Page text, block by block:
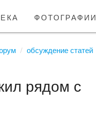
фотографии
обсуждение статей
рядом с